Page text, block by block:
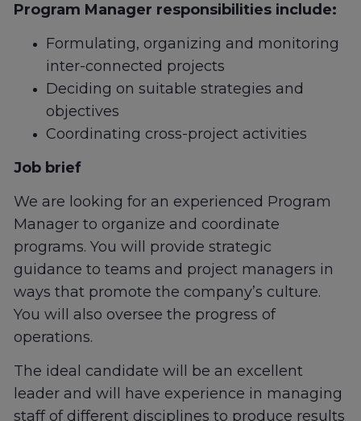
Program Manager responsibilities include:
Formulating, organizing and monitoring
inter-connected projects
Deciding on suitable strategies and
objectives
Coordinating cross-project activities
Job brief
We are looking for an experienced Program
Manager to organize and coordinate
programs. You will provide strategic
guidance to teams and project managers in
ways that promote the company’s culture.
You will also oversee the progress of
operations.
The ideal candidate will be an excellent
leader and will have experience in managing
staff of different disciplines to produce results